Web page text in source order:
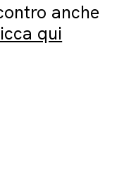
anche
qui